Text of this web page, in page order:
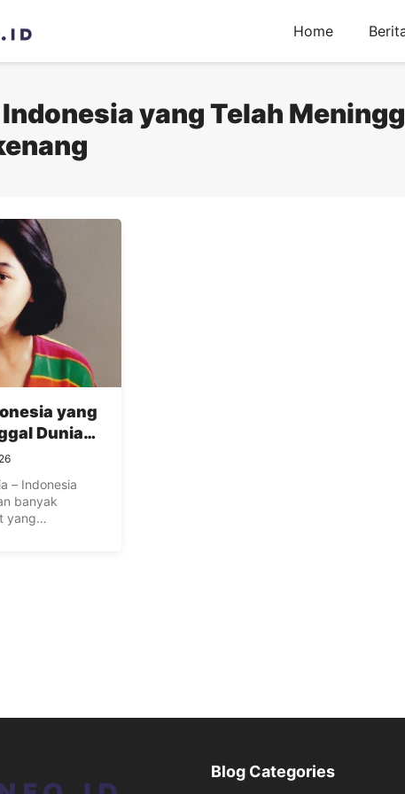
Home
yang Telah
yang
Dunia
Dikenang
– Indonesia
banyak
yang
Blog Categories